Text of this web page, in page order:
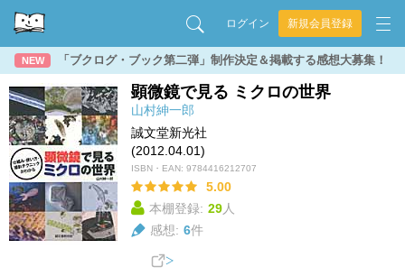
ログイン 新規会員登録
NEW 「ブクログ・ブック第二弾」制作決定＆掲載する感想大募集！
顕微鏡で見る ミクロの世界
山村紳一郎
誠文堂新光社
(2012.04.01)
ISBN・EAN: 9784416212707
5.00
本棚登録: 29人
感想: 6件